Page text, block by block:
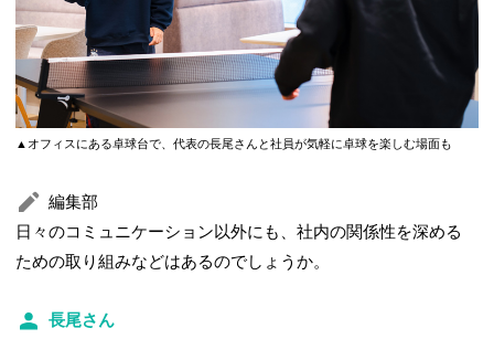
▲オフィスにある卓球台で、代表の長尾さんと社員が気軽に卓球を楽しむ場面も
編集部
日々のコミュニケーション以外にも、社内の関係性を深める
ための取り組みなどはあるのでしょうか。
長尾さん